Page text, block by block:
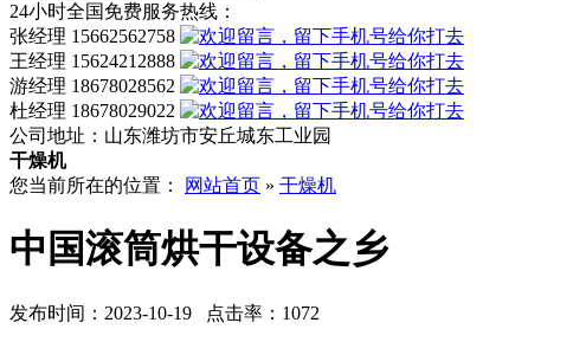
24小时全国免费服务热线：
张经理 15662562758
王经理 15624212888
游经理 18678028562
杜经理 18678029022
公司地址： 山东潍坊市安丘城东工业园
干燥机
您当前所在的位置：
网站首页 » 干燥机
中国滚筒烘干设备之乡
发布时间：2023-10-19 点击率：1072